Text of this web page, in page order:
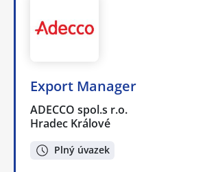
Export Manager
ADECCO spol.s r.o.
Hradec Králové
Plný úvazek